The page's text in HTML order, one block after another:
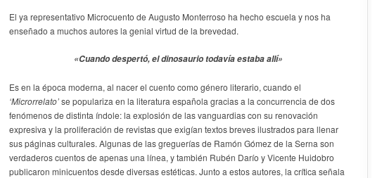
El ya representativo Microcuento de Augusto Monterroso ha hecho escuela y nos ha
enseñado a muchos autores la genial virtud de la brevedad.
«Cuando despertó, el dinosaurio todavía estaba allí»
Es en la época moderna, al nacer el cuento como género literario, cuando el
‘Microrrelato’se populariza en la literatura española gracias a la concurrencia de dos
fenómenos de distinta índole: la explosión de las vanguardias con su renovación
expresiva y la proliferación de revistas que exigían textos breves ilustrados para llenar
sus páginas culturales. Algunas de las greguerías de Ramón Gómez de la Serna son
verdaderos cuentos de apenas una línea, y también Rubén Darío y Vicente Huidobro
publicaron minicuentos desde diversas estéticas. Junto a estos autores, la crítica señala